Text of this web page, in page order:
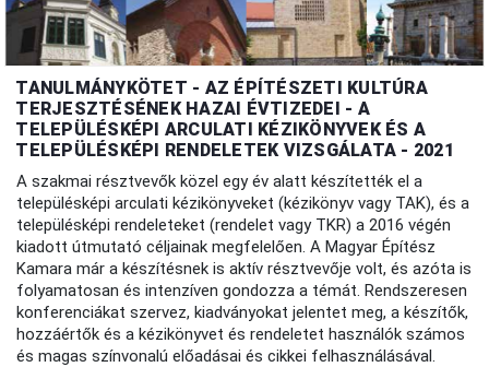
TANULMÁNYKÖTET - AZ ÉPÍTÉSZETI KULTÚRA
TERJESZTÉSÉNEK HAZAI ÉVTIZEDEI - A
TELEPÜLÉSKÉPI ARCULATI KÉZIKÖNYVEK ÉS A
TELEPÜLÉSKÉPI RENDELETEK VIZSGÁLATA - 2021
A szakmai résztvevők közel egy év alatt készítették el a
településképi arculati kézikönyveket (kézikönyv vagy TAK), és a
településképi rendeleteket (rendelet vagy TKR) a 2016 végén
kiadott útmutató céljainak megfelelően. A Magyar Építész
Kamara már a készítésnek is aktív résztvevője volt, és azóta is
folyamatosan és intenzíven gondozza a témát. Rendszeresen
konferenciákat szervez, kiadványokat jelentet meg, a készítők,
hozzáértők és a kézikönyvet és rendeletet használók számos
és magas színvonalú előadásai és cikkei felhasználásával.